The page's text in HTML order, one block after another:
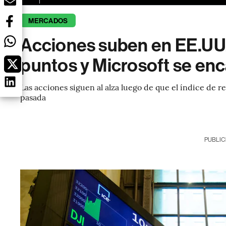
MERCADOS
Acciones suben en
puntos y Microsoft se
Las acciones siguen al alza luego de que el índice de
pasada